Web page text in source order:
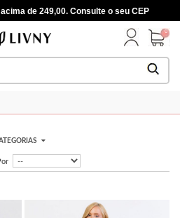
de 249,00. Consulte o seu CEP
0